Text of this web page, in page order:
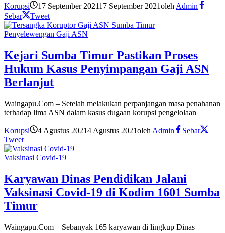
Korupsi 17 September 202117 September 2021oleh Admin
Sebar
Tweet
Penyelewengan Gaji ASN
Kejari Sumba Timur Pastikan Proses
Hukum Kasus Penyimpangan Gaji ASN
Berlanjut
Waingapu.Com – Setelah melakukan perpanjangan masa penahanan
terhadap lima ASN dalam kasus dugaan korupsi pengelolaan
Korupsi 4 Agustus 20214 Agustus 2021oleh Admin
Sebar
Tweet
Vaksinasi Covid-19
Karyawan Dinas Pendidikan Jalani
Vaksinasi Covid-19 di Kodim 1601 Sumba
Timur
Waingapu.Com – Sebanyak 165 karyawan di lingkup Dinas